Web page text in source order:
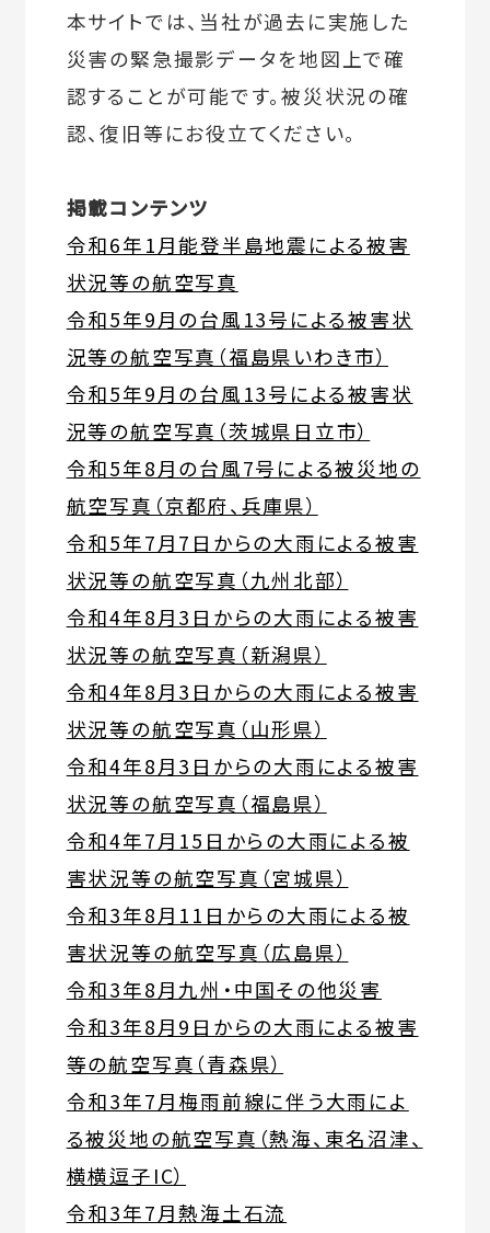
本サイトでは、当社が過去に実施した
災害の緊急撮影データを地図上で確
認することが可能です。被災状況の確
認、復旧等にお役立てください。
掲載コンテンツ
令和6年1月能登半島地震による被害
状況等の航空写真
令和5年9月の台風13号による被害状
況等の航空写真（福島県いわき市）
令和5年9月の台風13号による被害状
況等の航空写真（茨城県日立市）
令和5年8月の台風7号による被災地の
航空写真（京都府、兵庫県）
令和5年7月7日からの大雨による被害
状況等の航空写真（九州北部）
令和4年8月3日からの大雨による被害
状況等の航空写真（新潟県）
令和4年8月3日からの大雨による被害
状況等の航空写真（山形県）
令和4年8月3日からの大雨による被害
状況等の航空写真（福島県）
令和4年7月15日からの大雨による被
害状況等の航空写真（宮城県）
令和3年8月11日からの大雨による被
害状況等の航空写真（広島県）
令和3年8月九州・中国その他災害
令和3年8月9日からの大雨による被害
等の航空写真（青森県）
令和3年7月梅雨前線に伴う大雨によ
る被災地の航空写真（熱海、東名沼津、
横横逗子IC）
令和3年7月熱海土石流